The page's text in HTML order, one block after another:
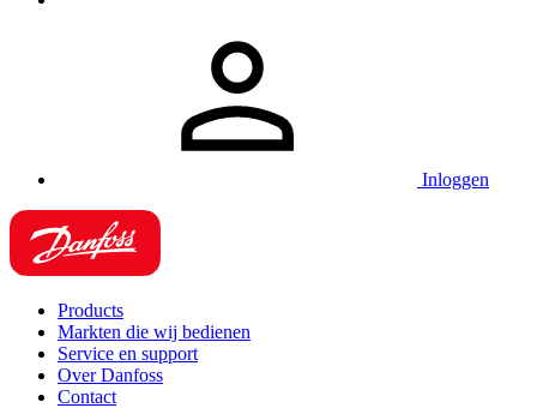
Inloggen
Products
Markten die wij bedienen
Service en support
Over Danfoss
Contact